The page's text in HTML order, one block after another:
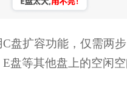
C盘扩容功能，仅需两
E盘等其他盘上的空闲空